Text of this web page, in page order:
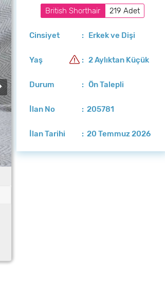
British Shorthair 219 Adet
Cinsiyet : Erkek ve Dişi
Yaş : 2 Aylıktan Küçük
Durum : Ön Talepli
İlan No : 205781
İlan Tarihi : 20 Temmuz 2026